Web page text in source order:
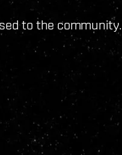
to the community.